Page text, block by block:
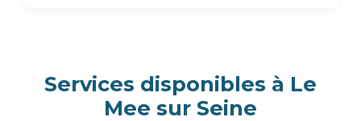
Services disponibles à Le
Mee sur Seine